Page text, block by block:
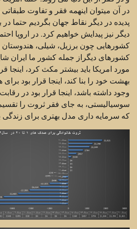
در آن میتوان اینهمه فقر و تفاوت طبقاتی
پدیده در دیگر نقاط جهان بگردیم حتما
دیگر نیز پیدایش خواهیم کرد. در اروپا
کشورهایی چون برزیل، شیلی، هندوستان
کشورهای دیگراز جمله کشور ما ایران
مورد امریکا باید بیشتر مکث کرد، اینجا
بهشت خود را بنا کند، اینجا قرار بود
وجود داشته باشد، اینجا قرار بود در
سوسیالیستی، به جای فقر ثروت را
که سرمایه داری مدل بهتری برای زندگی